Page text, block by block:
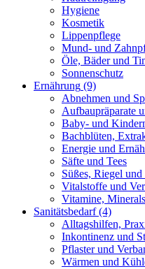
Hygiene
Kosmetik
Lippenpflege
Mund- und
Öle, Bäder und
Sonnenschutz
Ernährung (9)
Abnehmen und
Aufbaupräparate
Baby- und
Bachblüten,
Energie und
Säfte und Tees
Süßes, Riegel
Vitalstoffe und
Vitamine,
Sanitätsbedarf(4)
Alltagshilfen,
Inkontinenz und
Pflaster und
Wärmen und